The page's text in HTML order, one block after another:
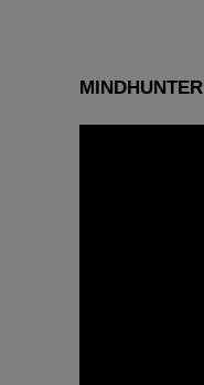
MINDHUNTER